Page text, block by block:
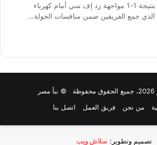
حسم التعادل الإيجابي بنتيجة 1-1 مواجهة زد إف سي أمام كهرباء
الذي جمع الفريقين ضمن منافسات الجولة…
من نحن فريق العمل اتصل بنا
تصميم وتطوير: سلاش ويب